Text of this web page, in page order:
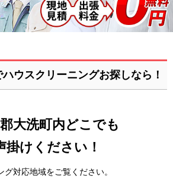
ウスクリーニングお探しなら！
大洗町内どこでも
掛けください！
対応地域をご覧ください。